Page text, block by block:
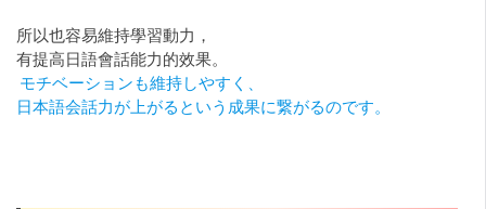
所以也容易維持學習動力，
有提高日語會話能力的效果。
モチベーションも維持しやすく、
日本語会話力が上がるという成果に繋がるのです。